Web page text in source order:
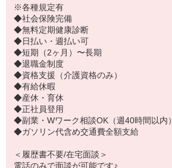
※各種規定有
◆社会保険完備
◆無料定期健康診断
◆日払い・週払い可
◆短期（2ヶ月）〜長期
◆退職金制度
◆資格支援（介護資格のみ）
◆有給休暇
◆産休・育休
◆正社員登用
◆副業・Wワーク相談OK（週40時間以内）
◆ガソリン代含め交通費全額支給
＜履歴書不要/在宅面談＞
電話のみで面談が可能です♪